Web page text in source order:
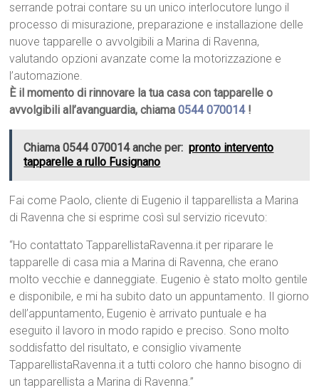
serrande potrai contare su un unico interlocutore lungo il
processo di misurazione, preparazione e installazione delle
nuove tapparelle o avvolgibili a Marina di Ravenna,
valutando opzioni avanzate come la motorizzazione e
l’automazione.
È il momento di rinnovare la tua casa con tapparelle o
avvolgibili all’avanguardia, chiama0544 070014!
Chiama 0544 070014 anche per: pronto intervento
tapparelle a rullo Fusignano
Fai come Paolo, cliente di Eugenio il tapparellista a Marina
di Ravenna che si esprime così sul servizio ricevuto:
“Ho contattato TapparellistaRavenna.it per riparare le
tapparelle di casa mia a Marina di Ravenna, che erano
molto vecchie e danneggiate. Eugenio è stato molto gentile
e disponibile, e mi ha subito dato un appuntamento. Il giorno
dell’appuntamento, Eugenio è arrivato puntuale e ha
eseguito il lavoro in modo rapido e preciso. Sono molto
soddisfatto del risultato, e consiglio vivamente
TapparellistaRavenna.it a tutti coloro che hanno bisogno di
un tapparellista a Marina di Ravenna.”